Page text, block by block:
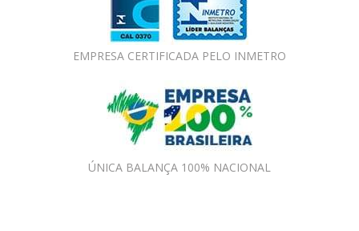
EMPRESA CERTIFICADA PELO INMETRO
ÚNICA BALANÇA 100% NACIONAL